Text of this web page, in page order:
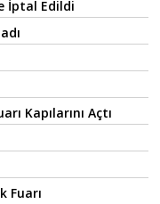
İptal Edildi
Kapılarını Açtı
Fuarı